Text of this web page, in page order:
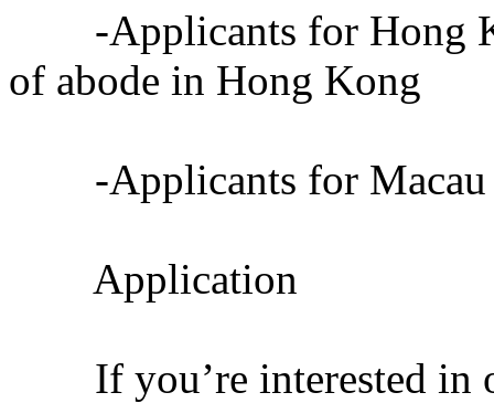
-Applicants for Hong
of abode in Hong Kong
-Applicants for Macau
Application
If you’re interested in